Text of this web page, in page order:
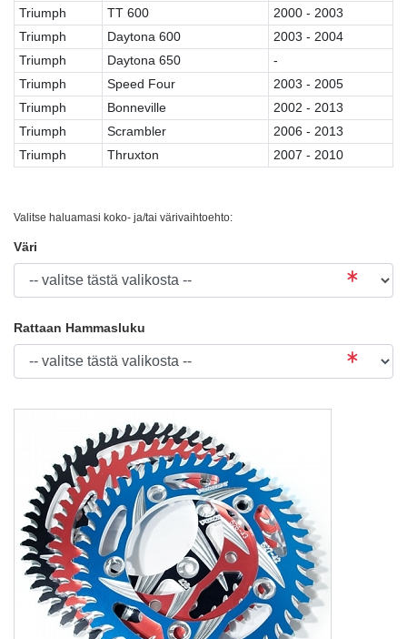
Triumph
TT 600
2000 - 2003
Triumph
Daytona 600
2003 - 2004
Triumph
Daytona 650
-
Triumph
Speed Four
2003 - 2005
Triumph
Bonneville
2002 - 2013
Triumph
Scrambler
2006 - 2013
Triumph
Thruxton 2007 - 2010
Valitse haluamasi koko- ja/tai värivaihtoehto:
Väri
Rattaan Hammasluku